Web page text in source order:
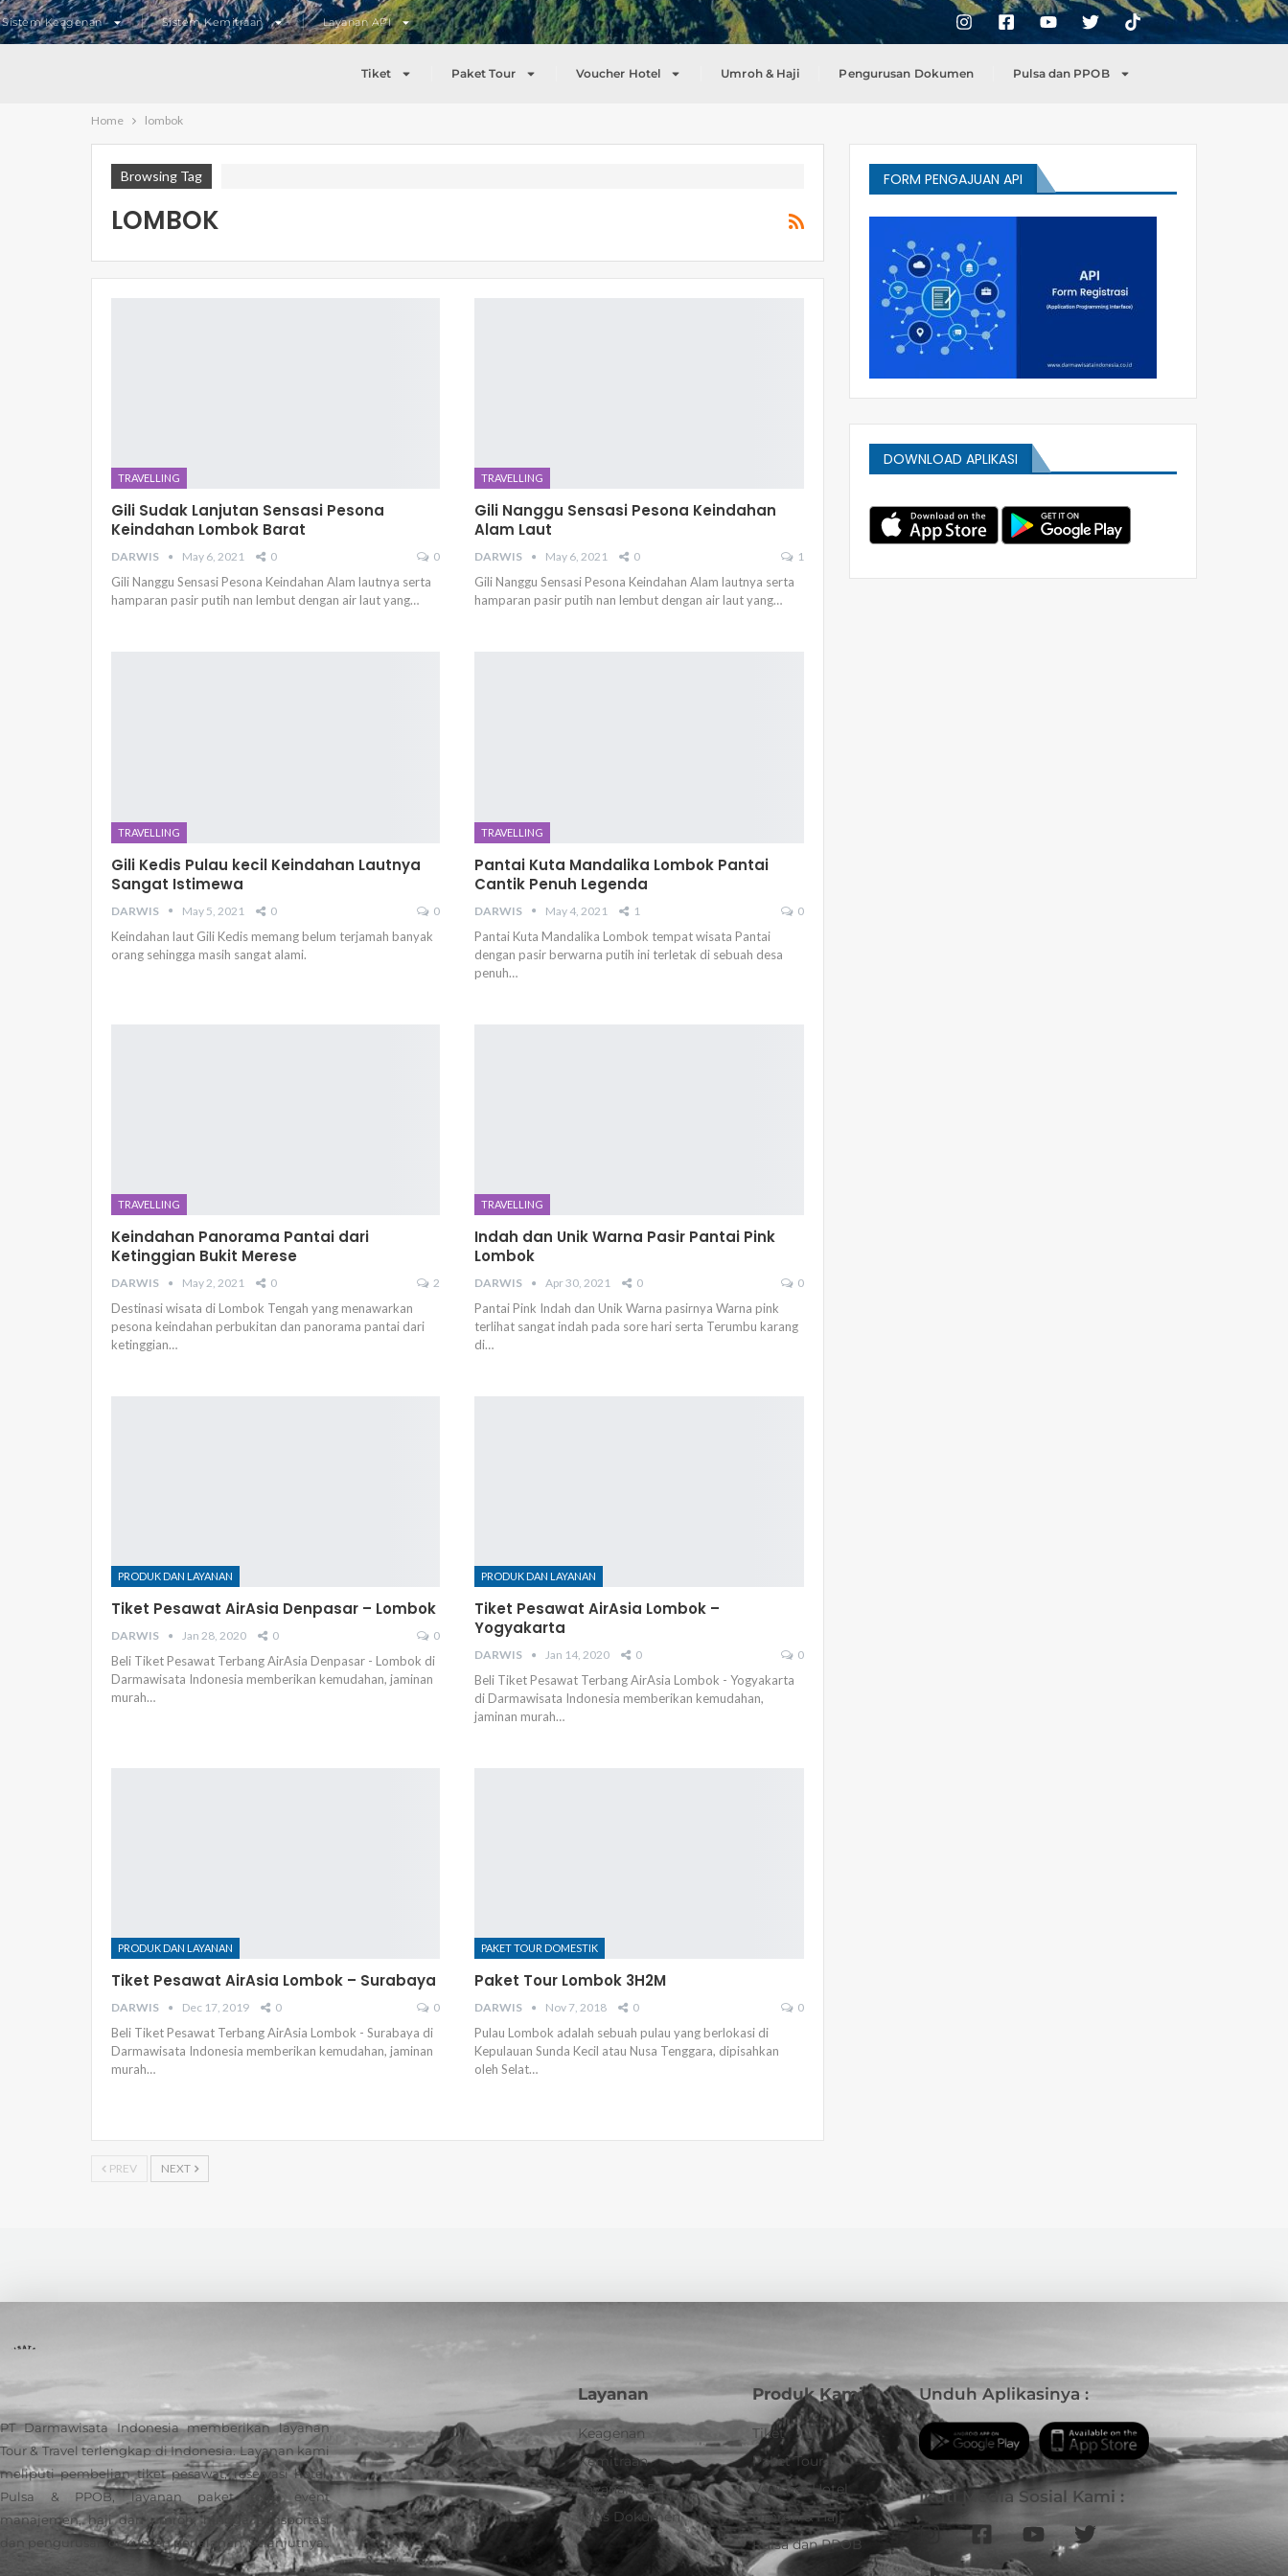
Sistem Keagenan Sistem Kemitraan Layanan API
Tiket Paket Tour Voucher Hotel Umroh & Haji Pengurusan Dokumen Pulsa dan PPOB
Home lombok
Browsing Tag
LOMBOK
TRAVELLING
Gili Sudak Lanjutan Sensasi Pesona
Keindahan Lombok Barat
DARWIS May 6, 2021 0 0
Gili Nanggu Sensasi Pesona Keindahan Alam lautnya serta
hamparan pasir putih nan lembut dengan air laut yang…
TRAVELLING
Gili Nanggu Sensasi Pesona Keindahan
Alam Laut
DARWIS May 6, 2021 0 1
Gili Nanggu Sensasi Pesona Keindahan Alam lautnya serta
hamparan pasir putih nan lembut dengan air laut yang…
TRAVELLING
Gili Kedis Pulau kecil Keindahan Lautnya
Sangat Istimewa
DARWIS May 5, 2021 0 0
Keindahan laut Gili Kedis memang belum terjamah banyak
orang sehingga masih sangat alami.
TRAVELLING
Pantai Kuta Mandalika Lombok Pantai
Cantik Penuh Legenda
DARWIS May 4, 2021 1 0
Pantai Kuta Mandalika Lombok tempat wisata Pantai
dengan pasir berwarna putih ini terletak di sebuah desa
penuh…
TRAVELLING
Keindahan Panorama Pantai dari
Ketinggian Bukit Merese
DARWIS May 2, 2021 0 2
Destinasi wisata di Lombok Tengah yang menawarkan
pesona keindahan perbukitan dan panorama pantai dari
ketinggian…
TRAVELLING
Indah dan Unik Warna Pasir Pantai Pink
Lombok
DARWIS Apr 30, 2021 0 0
Pantai Pink Indah dan Unik Warna pasirnya Warna pink
terlihat sangat indah pada sore hari serta Terumbu karang
di…
PRODUK DAN LAYANAN
Tiket Pesawat AirAsia Denpasar – Lombok
DARWIS Jan 28, 2020 0 0
Beli Tiket Pesawat Terbang AirAsia Denpasar - Lombok di
Darmawisata Indonesia memberikan kemudahan, jaminan
murah…
PRODUK DAN LAYANAN
Tiket Pesawat AirAsia Lombok –
Yogyakarta
DARWIS Jan 14, 2020 0 0
Beli Tiket Pesawat Terbang AirAsia Lombok - Yogyakarta
di Darmawisata Indonesia memberikan kemudahan,
jaminan murah…
PRODUK DAN LAYANAN
Tiket Pesawat AirAsia Lombok – Surabaya
DARWIS Dec 17, 2019 0 0
Beli Tiket Pesawat Terbang AirAsia Lombok - Surabaya di
Darmawisata Indonesia memberikan kemudahan, jaminan
murah…
PAKET TOUR DOMESTIK
Paket Tour Lombok 3H2M
DARWIS Nov 7, 2018 0 0
Pulau Lombok adalah sebuah pulau yang berlokasi di
Kepulauan Sunda Kecil atau Nusa Tenggara, dipisahkan
oleh Selat…
PREV NEXT
FORM PENGAJUAN API
DOWNLOAD APLIKASI
PT Darmawisata Indonesia memberikan layanan
Tour & Travel terlengkap di Indonesia. Layanan kami
meliputi pembelian tiket pesawat, reservasi hotel,
Pulsa & PPOB, layanan paket tour, event
manajemen, haji dan umroh, hingga transportasi
dan pengurusan dokumen perjalanan.Selanjutnya..
Layanan
Keagenan
Kemitraan
Layanan API
Urus Dokumen
Produk Kami
Tiket
Paket Tour
Voucher Hotel
Umroh & Haji
Pulsa dan PPOB
Unduh Aplikasinya :
Ikuti Media Sosial Kami :